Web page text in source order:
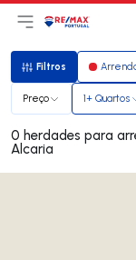
Abri menu
LogoIr para
Filtros
Filtros
Preço 1+ Quartos
0 herdades para arrendar em
Alcaria